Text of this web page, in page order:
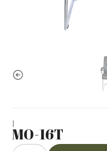
|
MO-16T